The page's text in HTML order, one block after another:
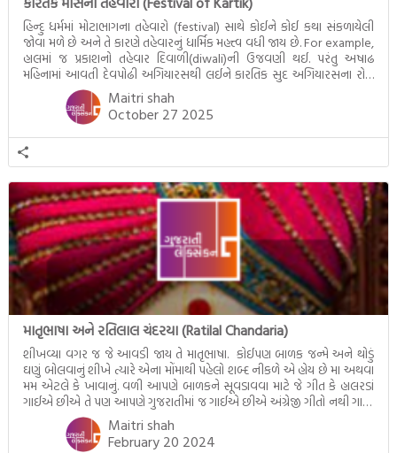
હિન્દુ ધર્મમાં મોટાભાગના તહેવારો (festival) સાથે કોઈને કોઈ કથા સંકળાયેલી
જોવા મળે છે અને તે કારણે તહેવારનું ધાર્મિક મહત્ત્વ વધી જાય છે. For example,
હાલમાં જ પ્રકાશનો તહેવાર દિવાળી(diwali)ની ઉજવણી થઈ. પરંતુ અષાઢ
મહિનામાં આવતી દેવપોઢી અગિયારસથી લઈને કારતિક સુદ અગિયારસના રોજ
આવતી દેવ ઊઠી અગિયારસ વચ્ચે મોટેભાગે યજ્ઞોપવીત સંસ્કાર, લગ્ન,
દીક્ષાગ્રહણ, યજ્ઞ, ગૃહપ્રવેશ જેવા […]
Maitri shah
October 27 2025
માતૃભાષા અને રતિલાલ ચંદરયા (Ratilal Chandaria)
શીખવ્યા વગર જ જે આવડી જાય તે માતૃભાષા. કોઈપણ બાળક જન્મે અને થોડું
ઘણું બોલવાનું શીખે ત્યારે એના મોંમાથી પહેલો શબ્દ નીકળે એ હોય છે મા અથવા
મમ એટલે કે ખાવાનું. વળી આપણે બાળકને સૂવડાવવા માટે જે ગીત કે હાલરડાં
ગાઈએ છીએ તે પણ આપણે ગુજરાતીમાં જ ગાઈએ છીએ અંગ્રેજી ગીતો નથી ગાતા.
આમ બાળકને […]
Maitri shah
February 20 2024